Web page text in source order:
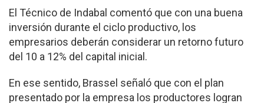
El Técnico de Indabal comentó que con una buena
inversión durante el ciclo productivo, los
empresarios deberán considerar un retorno futuro
del 10 a 12% del capital inicial.
En ese sentido, Brassel señaló que con el plan
presentado por la empresa los productores logran